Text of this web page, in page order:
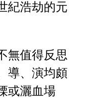
紀浩劫的元
無值得反思
導、演均頗
或灑血場